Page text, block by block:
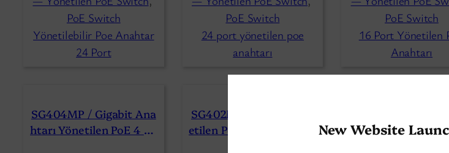
PoE Switch
Yönetilebilir Poe Anahtar
24 Port
PoE Switch
24 port yönetilen poe
anahtarı
PoE Switch
16 Port Yönetilen
Anahtarı
SG404MP / Gigabit Ana
Htarı Yönetilen PoE 4 Ba
SG402MP / Gigabit Yön
Etilen PoE Ağ Anahtarı 4
BT Gigabit
New Website